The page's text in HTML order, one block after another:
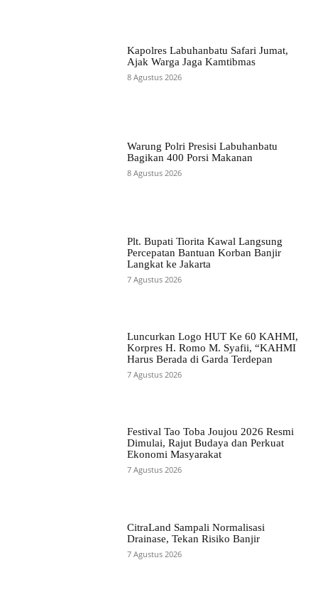
Kapolres Labuhanbatu Safari Jumat,
Ajak Warga Jaga Kamtibmas
8 Agustus 2026
Warung Polri Presisi Labuhanbatu
Bagikan 400 Porsi Makanan
8 Agustus 2026
Plt. Bupati Tiorita Kawal Langsung
Percepatan Bantuan Korban Banjir
Langkat ke Jakarta
7 Agustus 2026
Luncurkan Logo HUT Ke 60 KAHMI,
Korpres H. Romo M. Syafii, “KAHMI
Harus Berada di Garda Terdepan
7 Agustus 2026
Festival Tao Toba Joujou 2026 Resmi
Dimulai, Rajut Budaya dan Perkuat
Ekonomi Masyarakat
7 Agustus 2026
CitraLand Sampali Normalisasi
Drainase, Tekan Risiko Banjir
7 Agustus 2026